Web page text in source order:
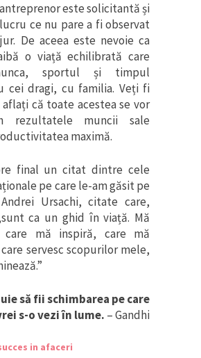
antreprenor este solicitantă și
ce nu pare a fi observat
De aceea este nevoie ca
o viață echilibrată care
sportul și timpul
cei dragi, cu familia. Veți fi
că toate acestea se vor
rezultatele muncii sale
maximă.
final un citat dintre cele
pe care le-am găsit pe
Ursachi, citate care,
ca un ghid în viață. Mă
care mă inspiră, care mă
servesc scopurilor mele,
să fii schimbarea pe care
s-o vezi în lume. – Gandhi
in afaceri